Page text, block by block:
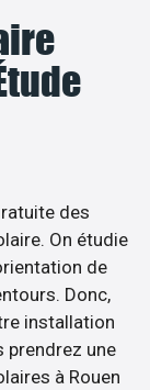
des
On étudie
de
Donc,
installation
prendrez une
à Rouen